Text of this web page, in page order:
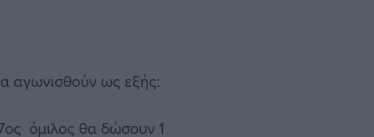
αγωνισθούν ως εξής:
όμιλος θα δώσουν 1